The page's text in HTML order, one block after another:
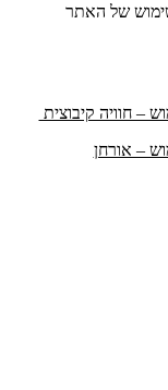
של האתר
– חוויה קיבוצית
– אורחן